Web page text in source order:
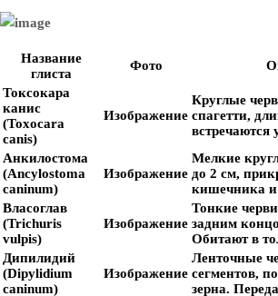
Название
глиста
Фото
Токсокара
канис
(Toxocara
canis)
Изображение
Круглые
спагетти,
встречаются
Анкилостома
(Ancylostoma
caninum)
Изображение
Мелкие
до 2 см,
кишечника и
Власоглав
(Trichuris
vulpis)
Изображение
Тонкие
задним
Обитают в
Дипилидий
(Dipylidium
caninum)
Изображение
Ленточные
сегментов,
зерна.